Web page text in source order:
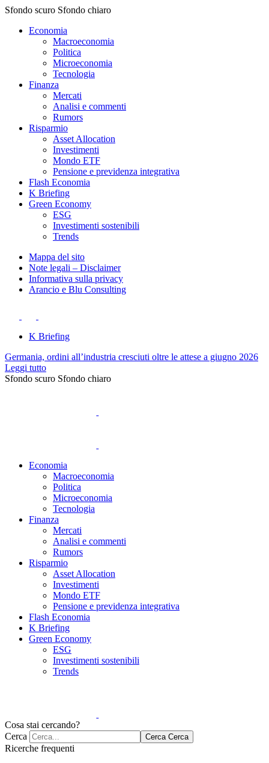
Sfondo scuro Sfondo chiaro
Economia
Macroeconomia
Politica
Microeconomia
Tecnologia
Finanza
Mercati
Analisi e commenti
Rumors
Risparmio
Asset Allocation
Investimenti
Mondo ETF
Pensione e previdenza integrativa
Flash Economia
K Briefing
Green Economy
ESG
Investimenti sostenibili
Trends
Mappa del sito
Note legali – Disclaimer
Informativa sulla privacy
Arancio e Blu Consulting
K Briefing
Germania, ordini all’industria cresciuti oltre le attese a giugno 2026
Leggi tutto
Sfondo scuro Sfondo chiaro
Economia
Macroeconomia
Politica
Microeconomia
Tecnologia
Finanza
Mercati
Analisi e commenti
Rumors
Risparmio
Asset Allocation
Investimenti
Mondo ETF
Pensione e previdenza integrativa
Flash Economia
K Briefing
Green Economy
ESG
Investimenti sostenibili
Trends
Cosa stai cercando?
Cerca
Cerca Cerca
Ricerche frequenti